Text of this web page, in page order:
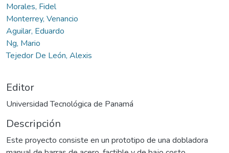
Morales, Fidel
Monterrey, Venancio
Aguilar, Eduardo
Ng, Mario
Tejedor De León, Alexis
Editor
Universidad Tecnológica de Panamá
Descripción
Este proyecto consiste en un prototipo de una dobladora